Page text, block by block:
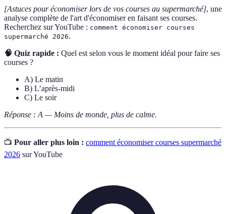
[Astuces pour économiser lors de vos courses au supermarché], une
analyse complète de l'art d'économiser en faisant ses courses.
Recherchez sur YouTube : comment économiser courses
supermarché 2026.
🧠 Quiz rapide : Quel est selon vous le moment idéal pour faire ses
courses ?
A) Le matin
B) L’après-midi
C) Le soir
Réponse : A — Moins de monde, plus de calme.
📺 Pour aller plus loin : comment économiser courses supermarché
2026 sur YouTube